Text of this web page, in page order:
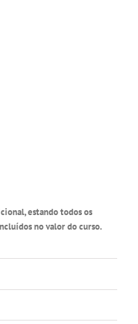
estando todos os
no valor do curso.